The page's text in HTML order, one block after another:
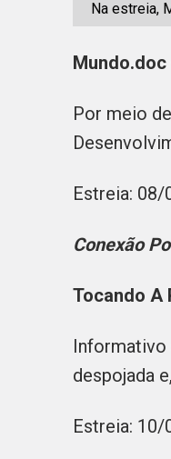
Na estreia,
Mundo.doc
Por meio
Estreia: 08/
Conexão
Tocando A
despojada
Estreia: 10/